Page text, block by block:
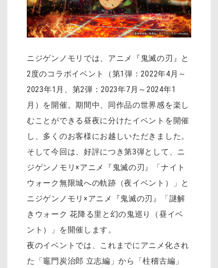
ニジゲンノモリでは、アニメ『鬼滅の刃』と
2度のコラボイベント（第1弾：2022年4月～
2023年1月、第2弾：2023年7月～2024年1
月）を開催。期間中、同作品の世界感を楽し
むことができる昼夜に分けたイベントを開催
し、多くのお客様にお越しいただきました。
そして今回は、好評につき第3弾として、ニ
ジゲンノモリ×アニメ『鬼滅の刃』「ナイト
ウォーク無限城への軌跡（夜イベント）」と
ニジゲンノモリ×アニメ『鬼滅の刃』「謎解
きウォーク 花降る里と幻の鬼巡り（昼イベ
ント）」を開催します。
夜のイベントでは、これまでにアニメ化され
た「竈門炭治郎 立志編」から「柱稽古編」